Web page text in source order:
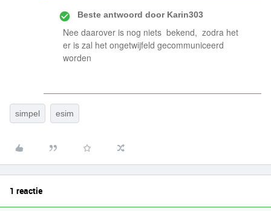
Beste antwoord doorKarin303
Nee daarover is nog niets bekend, zodra het
er is zal het ongetwijfeld gecommuniceerd
worden
simpel esim
1 reactie